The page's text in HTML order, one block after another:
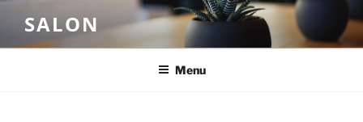
content
SALON
Menu